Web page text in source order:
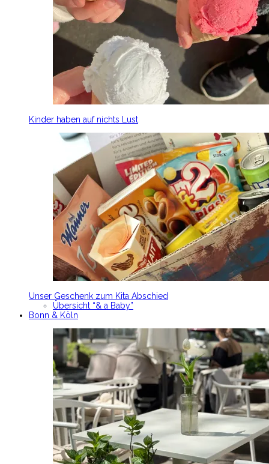
Kinder haben auf nichts Lust
Unser Geschenk zum Kita Abschied
Übersicht “& a Baby”
Bonn & Köln